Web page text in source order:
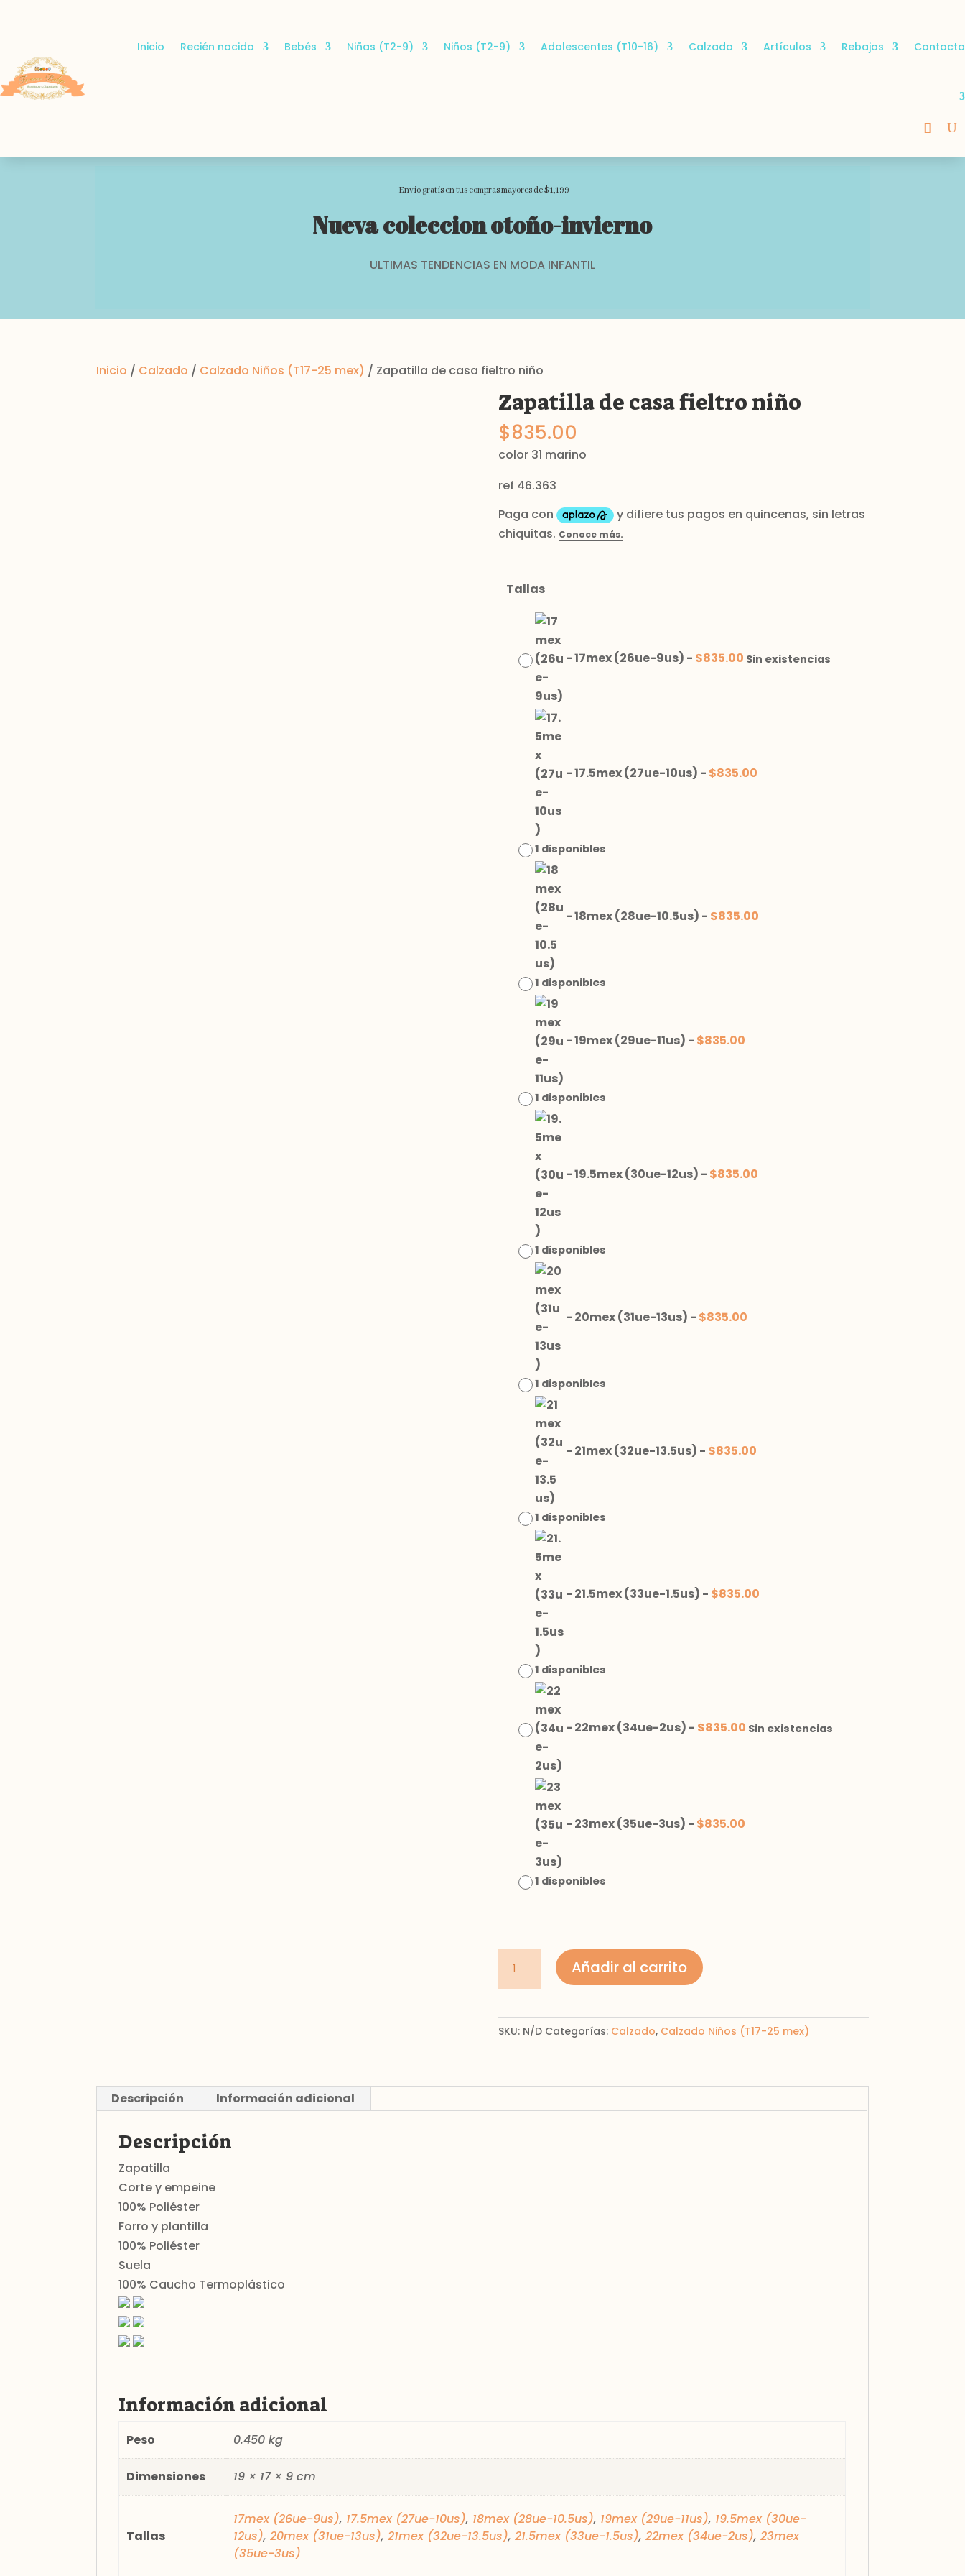
Inicio Recién nacido Bebés Niñas (T2-9) Niños (T2-9) Adolescentes (T10-16) Calzado Artículos Rebajas Contacto
Envio gratis en tus compras mayores de $1,199
Nueva coleccion otoño-invierno
ULTIMAS TENDENCIAS EN MODA INFANTIL
Inicio / Calzado / Calzado Niños (T17-25 mex) / Zapatilla de casa fieltro niño
Zapatilla de casa fieltro niño
$835.00
color 31 marino
ref 46.363
Tallas
-17mex (26ue-9us) - $835.00 Sin existencias
-17.5mex (27ue-10us) - $835.00
1 disponibles
-18mex (28ue-10.5us) - $835.00
1 disponibles
-19mex (29ue-11us) - $835.00
1 disponibles
-19.5mex (30ue-12us) - $835.00
1 disponibles
- 20mex (31ue-13us) - $835.00
1 disponibles
- 21mex (32ue-13.5us) - $835.00
1 disponibles
- 21.5mex (33ue-1.5us) - $835.00
1 disponibles
- 22mex (34ue-2us) - $835.00 Sin existencias
- 23mex (35ue-3us) - $835.00
1 disponibles
fieltro
niño
Añadir al carrito
SKU: N/D Categorías: Calzado, Calzado Niños (T17-25 mex)
Descripción Información adicional
Descripción
Zapatilla
Corte y empeine
100% Poliéster
Forro y plantilla
100% Poliéster
Suela
100% Caucho Termoplástico
Información adicional
Peso 0.450 kg
Dimensiones 19 × 17 × 9 cm
Tallas
17mex (26ue-9us), 17.5mex (27ue-10us), 18mex (28ue-10.5us), 19mex (29ue-11us), 19.5mex (30ue-
12us), 20mex (31ue-13us), 21mex (32ue-13.5us), 21.5mex (33ue-1.5us), 22mex (34ue-2us), 23mex
(35ue-3us)